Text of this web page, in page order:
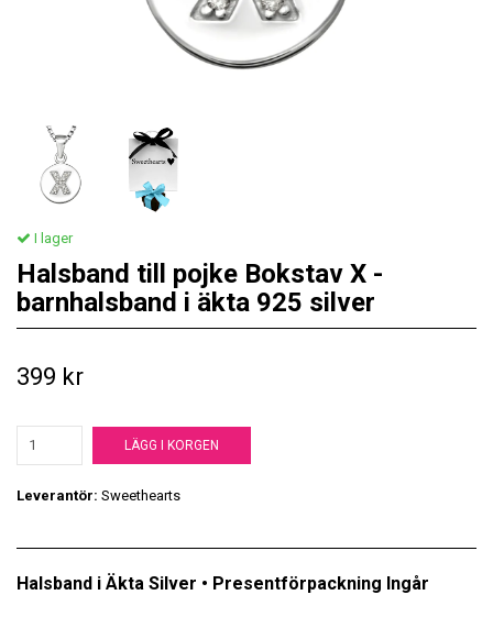
I lager
Halsband till pojke Bokstav X -
barnhalsband i äkta 925 silver
399 kr
LÄGG I KORGEN
Leverantör: Sweethearts
Halsband i Äkta Silver • Presentförpackning Ingår